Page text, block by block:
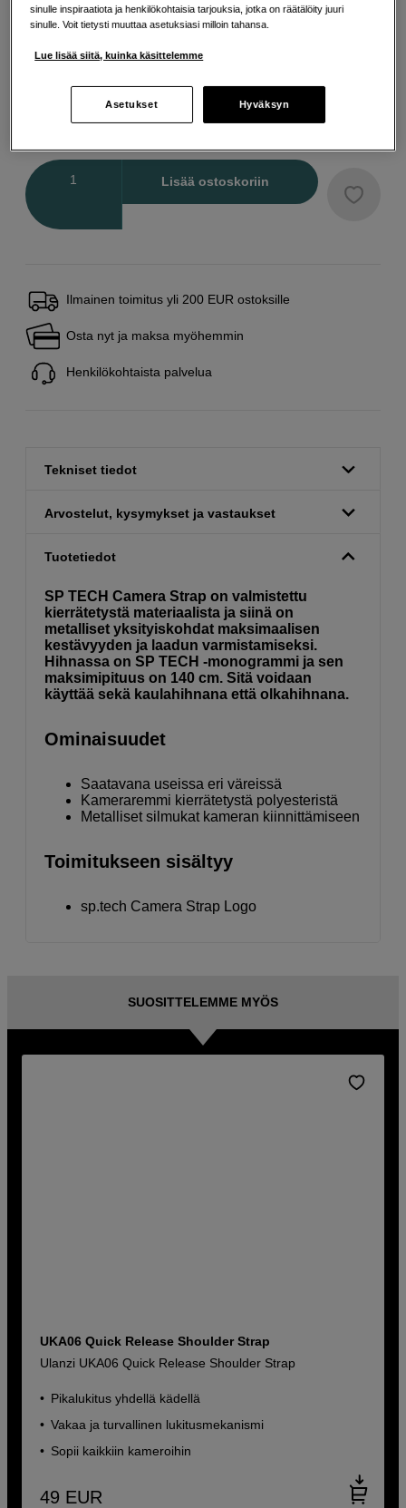
Musta
EUR
Lisää ostoskoriin
Ilmainen toimitus yli 200 EUR ostoksille
Osta nyt ja maksa myöhemmin
Henkilökohtaista palvelua
Tekniset tiedot
Arvostelut, kysymykset ja vastaukset
Tuotetiedot
SP TECH Camera Strap on valmistettu
kierrätetystä materiaalista ja siinä on
metalliset yksityiskohdat maksimaalisen
kestävyyden ja laadun varmistamiseksi.
Hihnassa on SP TECH -monogrammi ja sen
maksimipituus on 140 cm. Sitä voidaan
käyttää sekä kaulahihnana että olkahihnana.
Ominaisuudet
Saatavana useissa eri väreissä
Kameraremmi kierrätetystä polyesteristä
Metalliset silmukat kameran kiinnittämiseen
Toimitukseen sisältyy
sp.tech Camera Strap Logo
SUOSITTELEMME MYÖS
UKA06 Quick Release Shoulder Strap
Ulanzi UKA06 Quick Release Shoulder Strap
Pikalukitus yhdellä kädellä
Vakaa ja turvallinen lukitusmekanismi
Sopii kaikkiin kameroihin
49 EUR
sinulle inspiraatiota ja henkilökohtaisia tarjouksia, jotka on räätälöity juuri
sinulle. Voit tietysti muuttaa asetuksiasi milloin tahansa.
Lue lisää siitä, kuinka käsittelemme
Asetukset Hyväksyn